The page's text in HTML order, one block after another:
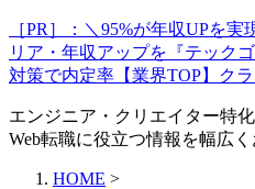
［PR］：＼95%が年収UPを
リア・年収アップを『テック
対策で内定率【業界TOP】クラ
エンジニア・クリエイター特
Web転職に役立つ情報を幅広く
HOME >